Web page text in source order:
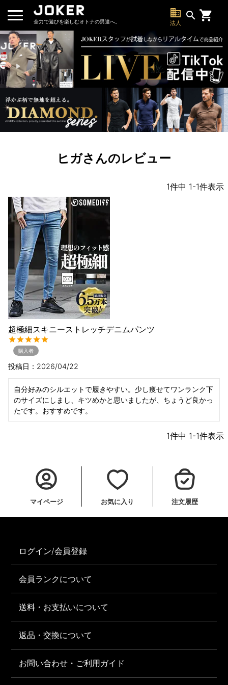
全力で遊びを楽しむオトナの男達へ。
business
法人
search
ヒガさんのレビュー
1件中 1-1件表示
超極細スキニーストレッチデニムパンツ
購入者
投稿日 2026/04/22
自分好みのシルエットで履きやすい。少し痩せてワンランク下
のサイズにしまし、キツめかと思いましたが、ちょうど良かっ
たです。おすすめです。
1件中 1-1件表示
マイページ お気に入り 注文履歴
ログイン/会員登録
会員ランクについて
送料・お支払いについて
返品・交換について
お問い合わせ・ご利用ガイド